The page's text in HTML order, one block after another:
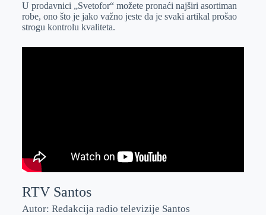
U prodavnici „Svetofor“ možete pronaći najširi asortiman
robe, ono što je jako važno jeste da je svaki artikal prošao
strogu kontrolu kvaliteta.
RTV Santos
Autor: Redakcija radio televizije Santos